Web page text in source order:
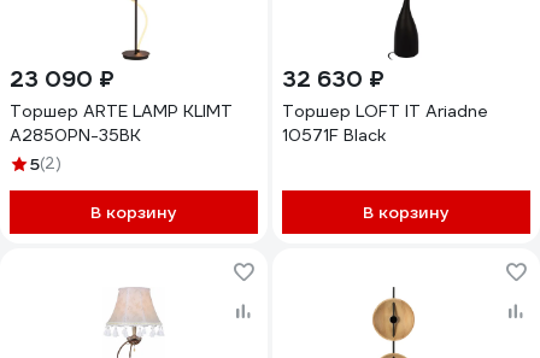
23 090 ₽
Торшер ARTE LAMP KLIMT
A2850PN-35BK
5(2)
В корзину
32 630 ₽
Торшер LOFT IT Ariadne
10571F Black
В корзину